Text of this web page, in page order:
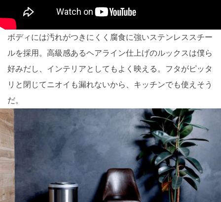
ボディには汚れがつきにくく腐食に強いステンレススチー
ルを採用。高級感あるヘアライン仕上げのルックスは僕ら
好みだし、インテリアとしてもよく映える。フタがピッタ
リと閉じてニオイも漏れないから、キッチンでも使えそう
だ。